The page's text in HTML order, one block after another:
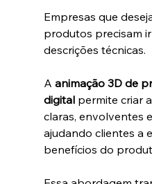
Empresas que
produtos precisam
descrições técnicas.
A animação 3D de
digital permite criar
claras, envolventes
ajudando clientes a
benefícios do